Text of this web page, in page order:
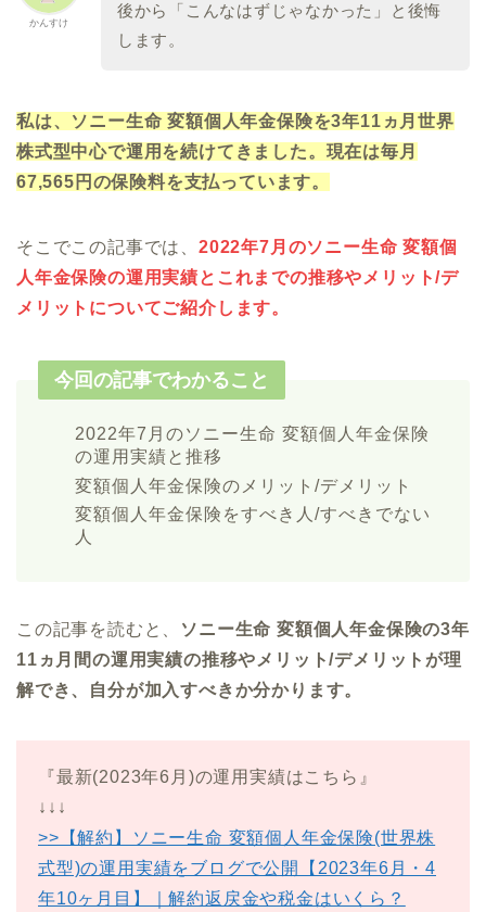
かんすけ
後から「こんなはずじゃなかった」と後悔
します。
私は、ソニー生命 変額個人年金保険を3年11ヵ月世界
株式型中心で運用を続けてきました。現在は毎月
67,565円の保険料を支払っています。
そこでこの記事では、 2022年7月のソニー生命 変額個
人年金保険の運用実績とこれまでの推移やメリット/デ
メリットについてご紹介します。
今回の記事でわかること
2022年7月のソニー生命 変額個人年金保険
の運用実績と推移
変額個人年金保険のメリット/デメリット
変額個人年金保険をすべき人/すべきでない
人
この記事を読むと、
ソニー生命 変額個人年金保険の3年
11ヵ月間の運用実績の推移やメリット/デメリットが理
解でき、自分が加入すべきか分かります。
『最新(2023年6月)の運用実績はこちら』
↓↓↓
>>【解約】ソニー生命 変額個人年金保険(世界株
式型)の運用実績をブログで公開【2023年6月・4
年10ヶ月目】｜解約返戻金や税金はいくら？